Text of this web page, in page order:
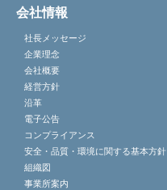
会社情報
社長メッセージ
企業理念
会社概要
経営方針
沿革
電子公告
コンプライアンス
安全・品質・環境に関する基本方針
組織図
事業所案内